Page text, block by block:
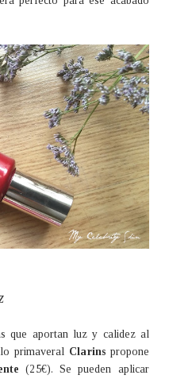
que aportan luz y calidez al
primaveral Clarinspropone
(25€). Se pueden aplicar